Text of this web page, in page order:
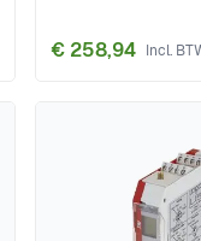
€ 258,94